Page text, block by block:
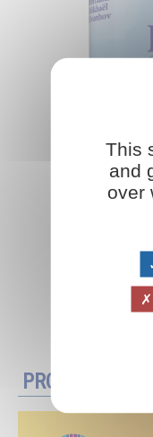
PROMOZIONI
This
and
over